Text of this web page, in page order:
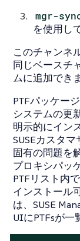
mgr-
を使用し
このチャンネ
同じベースチ
ムに追加でき
PTFパッケージ
システムの更
明示的にイン
SUSEカスタマ
固有の問題を
プロキシパッ
PTFリスト内
インストール
は、SUSE
UIにPTFsが一